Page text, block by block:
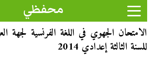
محفظي
الامتحان الجهوي في اللغة الفرنسية لجهة
للسنة الثالثة إعدادي 2014